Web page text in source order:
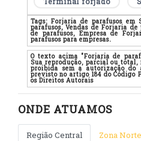
Tags: Forjaria de parafusos em
parafusos, Vendas de Forjaria
de parafusos, Empresa de
parafusos para empresas.
O texto acima "Forjaria de
Sua reprodução, parcial ou total,
proibida sem a autorização
previsto no artigo 184 do Código
os Direitos Autorais
ONDE ATUAMOS
Região Central Zona Norte